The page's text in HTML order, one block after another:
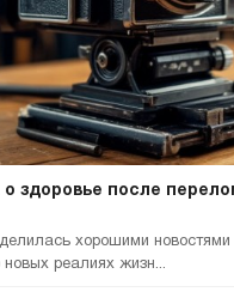
о здоровье после
хорошими
реалиях жизн...